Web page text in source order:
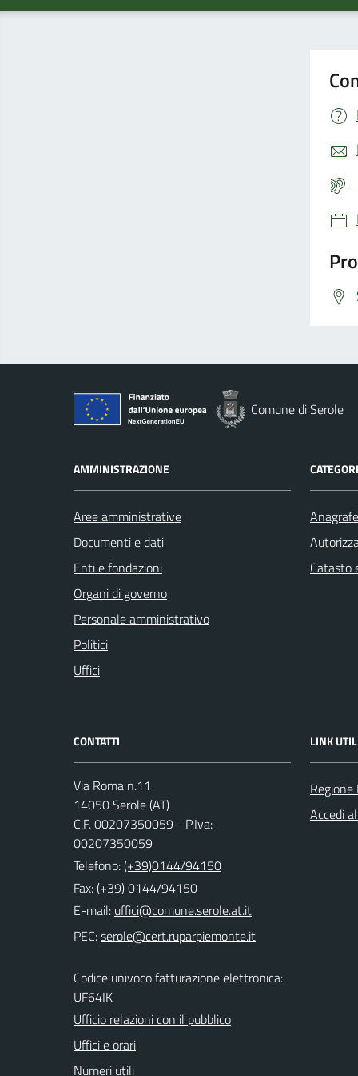
Comune di Serole
AMMINISTRAZIONE
Aree amministrative
Documenti e dati
Enti e fondazioni
Organi di governo
Personale amministrativo
Politici
Uffici
Catasto
CONTATTI
Via Roma n.11
14050 Serole (AT)
C.F. 00207350059 - P.Iva:
00207350059
Telefono:(+39)0144/94150
Fax: (+39) 0144/94150
E-mail:
PEC:
Codice univoco fatturazione elettronica:
UF64IK
Ufficio relazioni con il pubblico
Uffici e orari
Numeri utili
LINK
Accedi